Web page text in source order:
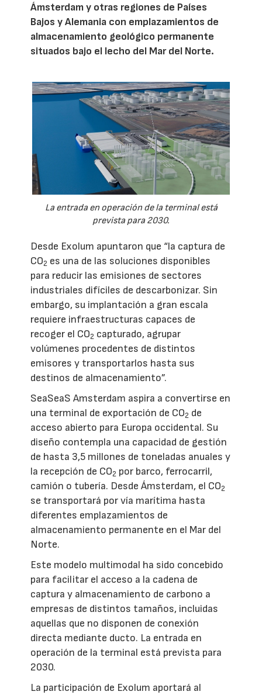
Ámsterdam y otras regiones de Países
Bajos y Alemania con emplazamientos de
almacenamiento geológico permanente
situados bajo el lecho del Mar del Norte.
La entrada en operación de la terminal está
prevista para 2030.
Desde Exolum apuntaron que “la captura de
CO2 es una de las soluciones disponibles
para reducir las emisiones de sectores
industriales difíciles de descarbonizar. Sin
embargo, su implantación a gran escala
requiere infraestructuras capaces de
recoger el CO2 capturado, agrupar
volúmenes procedentes de distintos
emisores y transportarlos hasta sus
destinos de almacenamiento”.
SeaSeaS Amsterdam aspira a convertirse en
una terminal de exportación de CO2 de
acceso abierto para Europa occidental. Su
diseño contempla una capacidad de gestión
de hasta 3,5 millones de toneladas anuales y
la recepción de CO2 por barco, ferrocarril,
camión o tubería. Desde Ámsterdam, el CO2
se transportará por vía marítima hasta
diferentes emplazamientos de
almacenamiento permanente en el Mar del
Norte.
Este modelo multimodal ha sido concebido
para facilitar el acceso a la cadena de
captura y almacenamiento de carbono a
empresas de distintos tamaños, incluidas
aquellas que no disponen de conexión
directa mediante ducto. La entrada en
operación de la terminal está prevista para
2030.
La participación de Exolum aportará al